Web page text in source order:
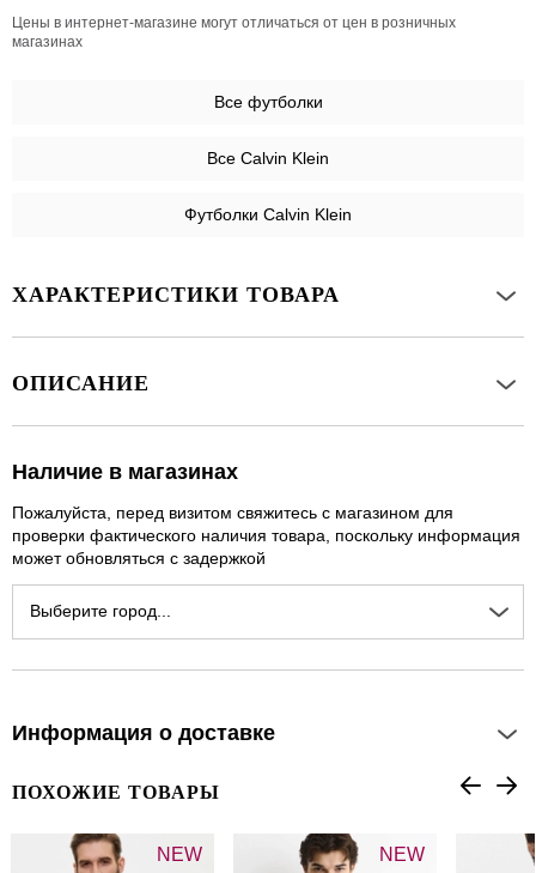
Цены в интернет-магазине могут отличаться от цен в розничных
магазинах
Все футболки
Все Calvin Klein
Футболки Calvin Klein
ХАРАКТЕРИСТИКИ ТОВАРА
ОПИСАНИЕ
Наличие в магазинах
Пожалуйста, перед визитом свяжитесь с магазином для
проверки фактического наличия товара, поскольку информация
может обновляться с задержкой
Выберите город...
Информация о доставке
ПОХОЖИЕ ТОВАРЫ
NEW NEW